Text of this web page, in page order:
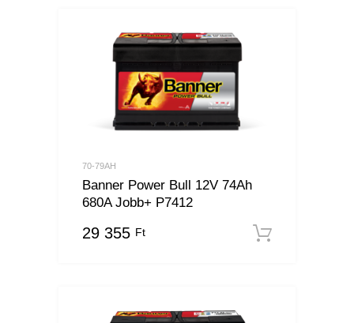
70-79AH
Banner Power Bull 12V 74Ah
680A Jobb+ P7412
29 355 Ft